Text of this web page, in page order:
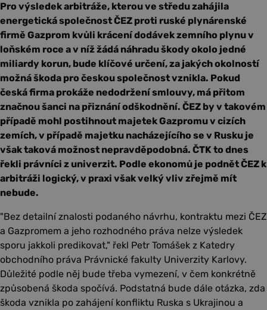
Pro výsledek arbitráže, kterou ve středu zahájila
energetická společnost ČEZ proti ruské plynárenské
firmě Gazprom kvůli krácení dodávek zemního plynu v
loňském roce a v níž žádá náhradu škody okolo jedné
miliardy korun, bude klíčové určení, za jakých okolností
možná škoda pro českou společnost vznikla. Pokud
česká firma prokáže nedodržení smlouvy, má přitom
značnou šanci na přiznání odškodnění. ČEZ by v takovém
případě mohl postihnout majetek Gazpromu v cizích
zemích, v případě majetku nacházejícího se v Rusku je
však taková možnost nepravděpodobná. ČTK to dnes
řekli právníci z univerzit. Podle ekonomů je podnět ČEZ k
arbitráži logický, v praxi však velký vliv zřejmě mít
nebude.
"Bez detailní znalosti podaného návrhu, kontraktu mezi ČEZ
a Gazpromem a jeho rozhodného práva nelze výsledek
sporu jakkoli predikovat," řekl Petr Tomášek z Katedry
obchodního práva Právnické fakulty Univerzity Karlovy.
Důležité podle něj bude třeba vymezení, v čem konkrétně
způsobená škoda spočívá. Podstatná bude dále otázka, zda
škoda vznikla po zahájení konfliktu Ruska s Ukrajinou a